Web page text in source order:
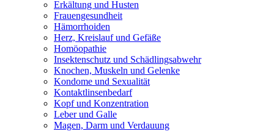
Erkältung und Husten
Frauengesundheit
Hämorrhoiden
Herz, Kreislauf und Gefäße
Homöopathie
Insektenschutz und Schädlingsabwehr
Knochen, Muskeln und Gelenke
Kondome und Sexualität
Kontaktlinsenbedarf
Kopf und Konzentration
Leber und Galle
Magen, Darm und Verdauung